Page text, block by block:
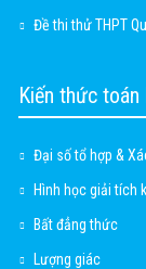
Đề thi thử THPT
Kiến thức toán
Đại số tổ hợp &
Hình học giải tích
Bất đẳng thức
Lượng giác